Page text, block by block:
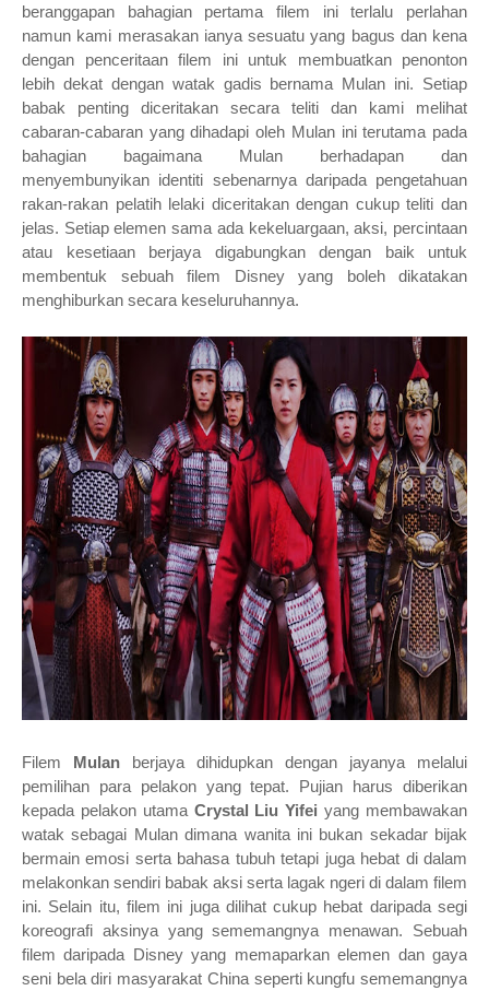
beranggapan bahagian pertama filem ini terlalu perlahan
namun kami merasakan ianya sesuatu yang bagus dan kena
dengan penceritaan filem ini untuk membuatkan penonton
lebih dekat dengan watak gadis bernama Mulan ini. Setiap
babak penting diceritakan secara teliti dan kami melihat
cabaran-cabaran yang dihadapi oleh Mulan ini terutama pada
bahagian bagaimana Mulan berhadapan dan
menyembunyikan identiti sebenarnya daripada pengetahuan
rakan-rakan pelatih lelaki diceritakan dengan cukup teliti dan
jelas. Setiap elemen sama ada kekeluargaan, aksi, percintaan
atau kesetiaan berjaya digabungkan dengan baik untuk
membentuk sebuah filem Disney yang boleh dikatakan
menghiburkan secara keseluruhannya.
Filem Mulan berjaya dihidupkan dengan jayanya melalui
pemilihan para pelakon yang tepat. Pujian harus diberikan
kepada pelakon utama Crystal Liu Yifei yang membawakan
watak sebagai Mulan dimana wanita ini bukan sekadar bijak
bermain emosi serta bahasa tubuh tetapi juga hebat di dalam
melakonkan sendiri babak aksi serta lagak ngeri di dalam filem
ini. Selain itu, filem ini juga dilihatcukup hebat daripada segi
koreografi aksinya yang sememangnya menawan. Sebuah
filem daripada Disney yang memaparkan elemen dan gaya
seni bela diri masyarakat China seperti kungfu sememangnya